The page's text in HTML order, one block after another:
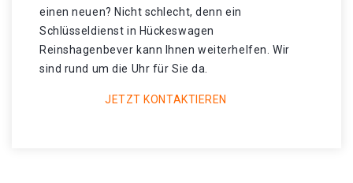
einen neuen? Nicht schlecht, denn ein
Schlüsseldienst in Hückeswagen
Reinshagenbever kann Ihnen weiterhelfen. Wir
sind rund um die Uhr für Sie da.
JETZT KONTAKTIEREN